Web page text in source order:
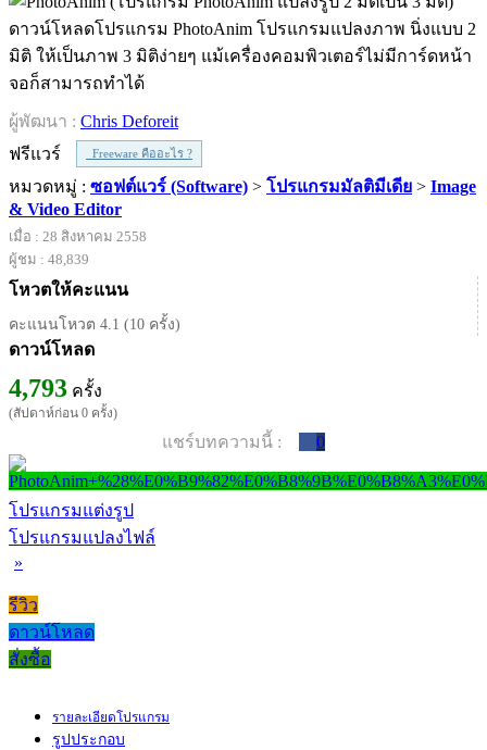
ดาวน์โหลดโปรแกรม PhotoAnim โปรแกรมแปลงภาพ นิ่งแบบ 2
มิติ ให้เป็นภาพ 3 มิติง่ายๆ แม้เครื่องคอมพิวเตอร์ไม่มีการ์ดหน้า
จอก็สามารถทำได้
ผู้พัฒนา : Chris Deforeit
ฟรีแวร์
Freeware คืออะไร ?
หมวดหมู่ : ซอฟต์แวร์ (Software) > โปรแกรมมัลติมีเดีย > Image
& Video Editor
เมื่อ : 28 สิงหาคม 2558
ผู้ชม : 48,839
โหวตให้คะแนน
คะแนนโหวต 4.1 (10 ครั้ง)
ดาวน์โหลด
4,793 ครั้ง
(สัปดาห์ก่อน 0 ครั้ง)
แชร์บทความนี้ : 0
โปรแกรมแต่งรูป
โปรแกรมแปลงไฟล์
»
รีวิว
ดาวน์โหลด
สั่งซื้อ
รายละเอียดโปรแกรม
รูปประกอบ